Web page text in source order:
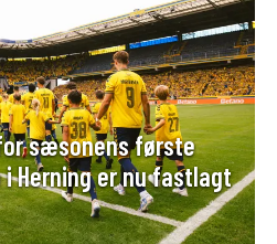
sæsonens første
i Herning er nu fastlagt